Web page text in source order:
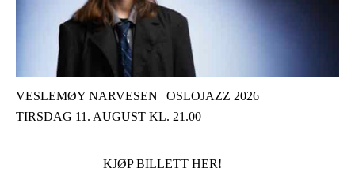
VESLEMØY NARVESEN | OSLOJAZZ 2026
TIRSDAG 11. AUGUST KL. 21.00
KJØP BILLETT HER!